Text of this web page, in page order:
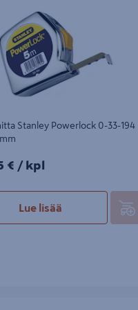
Stanley Powerlock 0-33-194
kpl
€ / kpl
Lue lisää